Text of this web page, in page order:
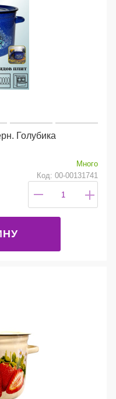
Голубика
Много
Код: 00-00131741